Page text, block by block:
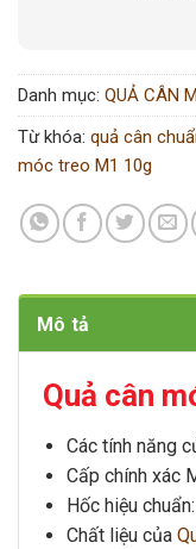
Danh mục: QUẢ CÂN M
Từ khóa: quả cân
móc treo M1 10g
Mô tả
Quả cân
Các tính năng
Cấp chính xác
Hốc hiệu
Chất liệu của